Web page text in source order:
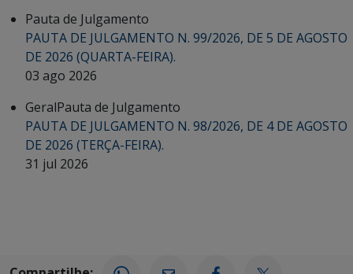
Pauta de Julgamento
PAUTA DE JULGAMENTO N. 99/2026, DE 5 DE AGOSTO
DE 2026 (QUARTA-FEIRA).
03 ago 2026
GeralPauta de Julgamento
PAUTA DE JULGAMENTO N. 98/2026, DE 4 DE AGOSTO
DE 2026 (TERÇA-FEIRA).
31 jul 2026